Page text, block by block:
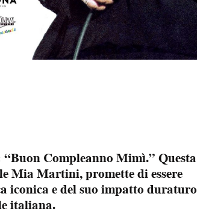
Compleanno Mimì.” Questa
Mia Martini, promette di essere
iconica e del suo impatto duraturo
italiana.